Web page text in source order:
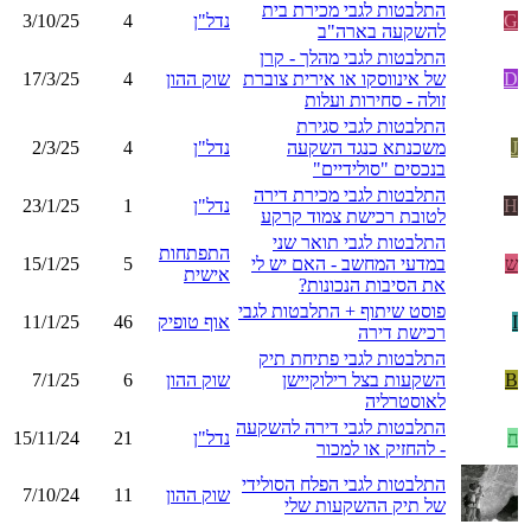
G
התלבטות לגבי מכירת בית
להשקעה בארה"ב
נדל"ן 4
3/10/25
D
התלבטות לגבי מהלך - קרן
של אינווסקו או אירית צוברת
זולה - סחירות ועלות
שוק ההון 4
17/3/25
J
התלבטות לגבי סגירת
משכנתא כנגד השקעה
בנכסים "סולידיים"
נדל"ן 4
2/3/25
H
התלבטות לגבי מכירת דירה
לטובת רכישת צמוד קרקע
נדל"ן 1
23/1/25
ש
התלבטות לגבי תואר שני
במדעי המחשב - האם יש לי
את הסיבות הנכונות?
התפתחות
אישית
5
15/1/25
I
פוסט שיתוף + התלבטות לגבי
רכישת דירה
אוף טופיק 46
11/1/25
B
התלבטות לגבי פתיחת תיק
השקעות בצל רילוקיישן
לאוסטרליה
שוק ההון 6
7/1/25
ח
התלבטות לגבי דירה להשקעה
- להחזיק או למכור
נדל"ן 21
15/11/24
התלבטות לגבי הפלח הסולידי
של תיק ההשקעות שלי
שוק ההון 11
7/10/24